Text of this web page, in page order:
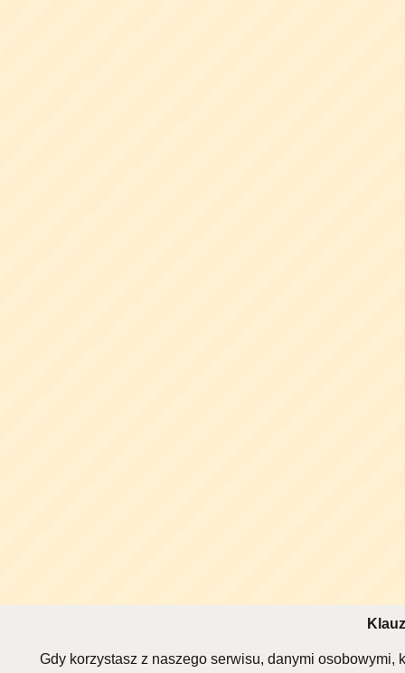
Gdy korzystasz z naszego serwisu, danymi osobowymi,